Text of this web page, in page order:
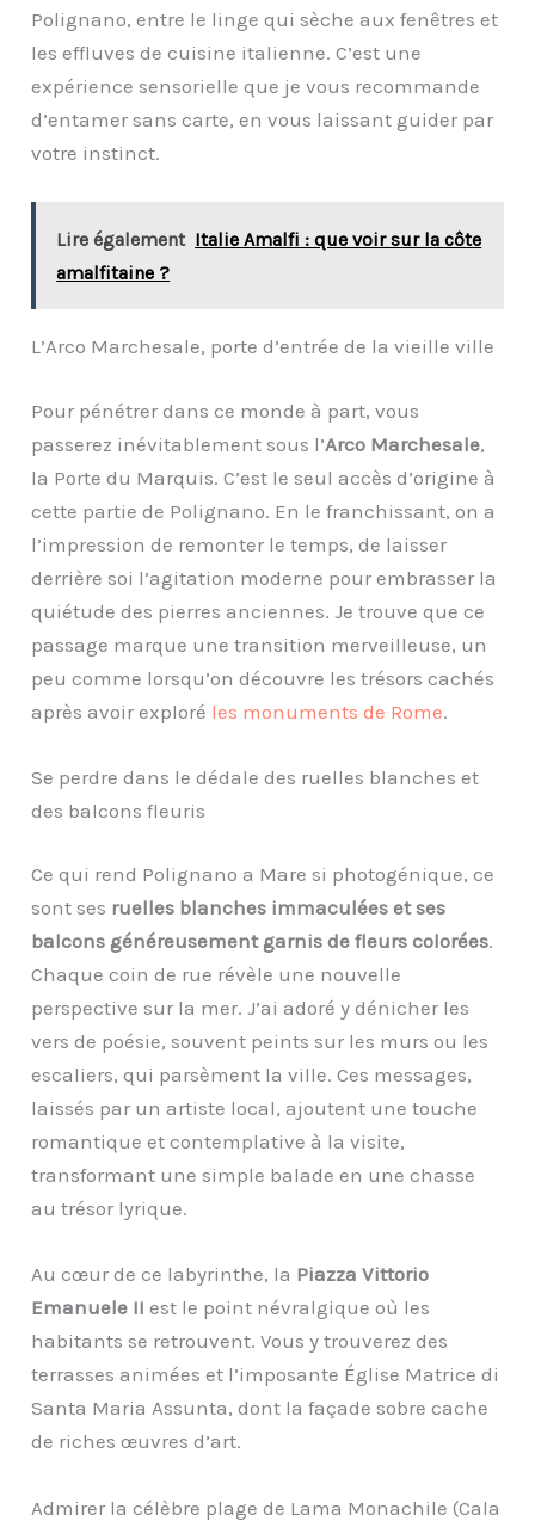
Polignano, entre le linge qui sèche aux fenêtres et
les effluves de cuisine italienne. C’est une
expérience sensorielle que je vous recommande
d’entamer sans carte, en vous laissant guider par
votre instinct.
Lire également Italie Amalfi : que voir sur la côte
amalfitaine ?
L’Arco Marchesale, porte d’entrée de la vieille ville
Pour pénétrer dans ce monde à part, vous
passerez inévitablement sous l’Arco Marchesale,
la Porte du Marquis. C’est le seul accès d’origine à
cette partie de Polignano. En le franchissant, on a
l’impression de remonter le temps, de laisser
derrière soi l’agitation moderne pour embrasser la
quiétude des pierres anciennes. Je trouve que ce
passage marque une transition merveilleuse, un
peu comme lorsqu’on découvre les trésors cachés
après avoir exploré les monuments de Rome.
Se perdre dans le dédale des ruelles blanches et
des balcons fleuris
Ce qui rend Polignano a Mare si photogénique, ce
sont ses ruelles blanches immaculées et ses
balcons généreusement garnis de fleurs colorées.
Chaque coin de rue révèle une nouvelle
perspective sur la mer. J’ai adoré y dénicher les
vers de poésie, souvent peints sur les murs ou les
escaliers, qui parsèment la ville. Ces messages,
laissés par un artiste local, ajoutent une touche
romantique et contemplative à la visite,
transformant une simple balade en une chasse
au trésor lyrique.
Au cœur de ce labyrinthe, la Piazza Vittorio
Emanuele II est le point névralgique où les
habitants se retrouvent. Vous y trouverez des
terrasses animées et l’imposante Église Matrice di
Santa Maria Assunta, dont la façade sobre cache
de riches œuvres d’art.
Admirer la célèbre plage de Lama Monachile (Cala